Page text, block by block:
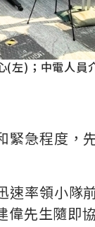
左)；中電人
急程度
速率領小
先生隨即